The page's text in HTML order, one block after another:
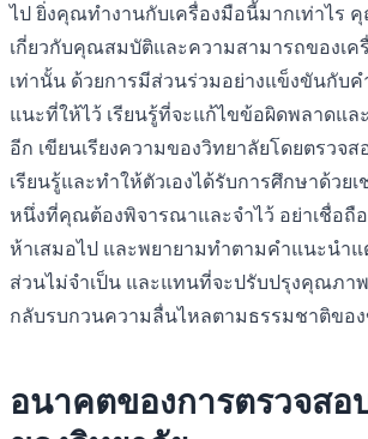
ไป ยิ่งคุณทำงานกับเครื่องมือนี้มากเท่าไร คุ
เกี่ยวกับคุณสมบัติและความสามารถของเ
เท่านั้น ด้วยการมีส่วนร่วมอย่างแข็งขันกับ
แนะที่ให้ไว้ เรียนรู้ที่จะแก้ไขข้อผิดพลาดแล
อีก เขียนเรียงความของวิทยาลัยโดยตรวจส
เรียนรู้และทำให้ตัวเองได้รับการศึกษาด้วย
หนึ่งที่คุณต้องพิจารณาและจำไว้ อย่าเชื่อถื
ห้าเสมอไป และพยายามทำตามคำแนะนำแ
ส่วนไม่จำเป็น และแทนที่จะปรับปรุงคุณภ
กลับรบกวนความลื่นไหลตามธรรมชาติขอ
อนาคตของการตรวจสอ